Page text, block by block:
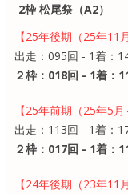
2枠 松尾祭（A2）
【25年後期（25年11
出走：095回 - 1着：
２枠：018回 - 1着：
【25年前期（25年5
出走：113回 - 1着：
２枠：017回 - 1着：
【24年後期（23年11